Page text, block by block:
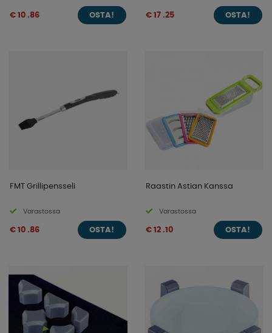
€ 10 .86 OSTA! € 17 .25 OSTA!
FMT Grillipensseli
Varastossa
€ 10 .86 OSTA!
Raastin Astian Kanssa
Varastossa
€ 12 .10 OSTA!